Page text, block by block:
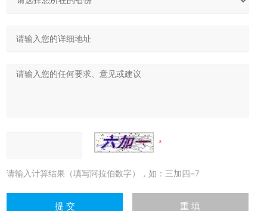
请输入计算结果（填写阿拉伯数字），如：三加四=7